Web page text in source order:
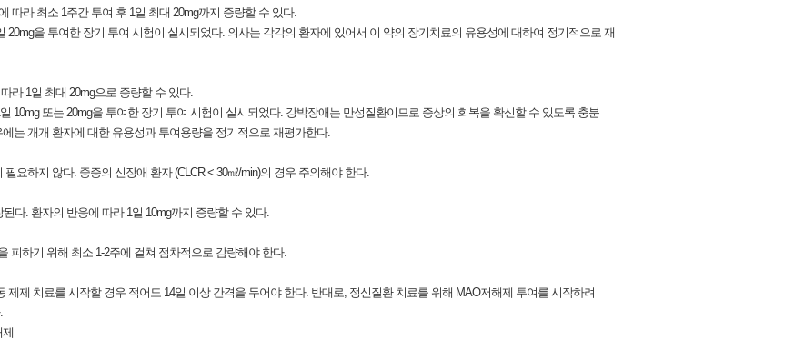
따라 최소 1주간 투여 후 1일 최대 20mg까지 증량할 수 있다.
20mg을 투여한 장기 투여 시험이 실시되었다. 의사는 각각의 환자에 있어서 이 약의 장기치료의 유용성에 대하여 정기적으로 재
라 1일 최대 20mg으로 증량할 수 있다.
10mg 또는 20mg을 투여한 장기 투여 시험이 실시되었다. 강박장애는 만성질환이므로 증상의 회복을 확신할 수 있도록 충분
는 개개 환자에 대한 유용성과 투여용량을 정기적으로 재평가한다.
요하지 않다. 중증의 신장애 환자 (CLCR < 30㎖/min)의 경우 주의해야 한다.
다. 환자의 반응에 따라 1일 10mg까지 증량할 수 있다.
피하기 위해 최소 1-2주에 걸쳐 점차적으로 감량해야 한다.
제 치료를 시작할 경우 적어도 14일 이상 간격을 두어야 한다. 반대로, 정신질환 치료를 위해 MAO저해제 투여를 시작하려